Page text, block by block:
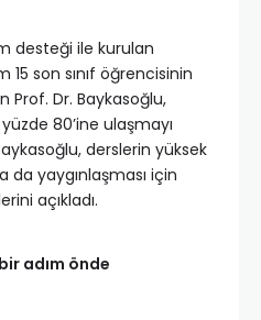
desteği ile kurulan
son sınıf öğrencisinin
Dr. Baykasoğlu,
80’ine ulaşmayı
derslerin yüksek
da yaygınlaşması için
açıkladı.
adım önde